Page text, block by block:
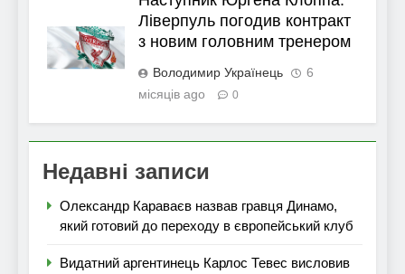
Ліверпуль погодив контракт
з новим головним тренером
Володимир Українець
6
місяців ago
0
Недавні записи
Олександр Караваєв назвав гравця Динамо,
який готовий до переходу в європейський клуб
Видатний аргентинець Карлос Тевес висловив